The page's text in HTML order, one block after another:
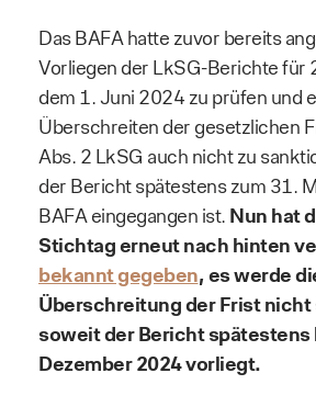
Das BAFA hatte zuvor bereits
Vorliegen der LkSG-Berichte für
dem 1. Juni 2024 zu prüfen und
Überschreiten der gesetzlichen
Abs. 2 LkSG auch nicht zu
der Bericht spätestens zum 31.
BAFA eingegangen ist. Nun hat
Stichtag erneut nach hinten
bekannt gegeben, es werde
Überschreitung der Frist
soweit der Bericht spätestens
Dezember 2024 vorliegt.